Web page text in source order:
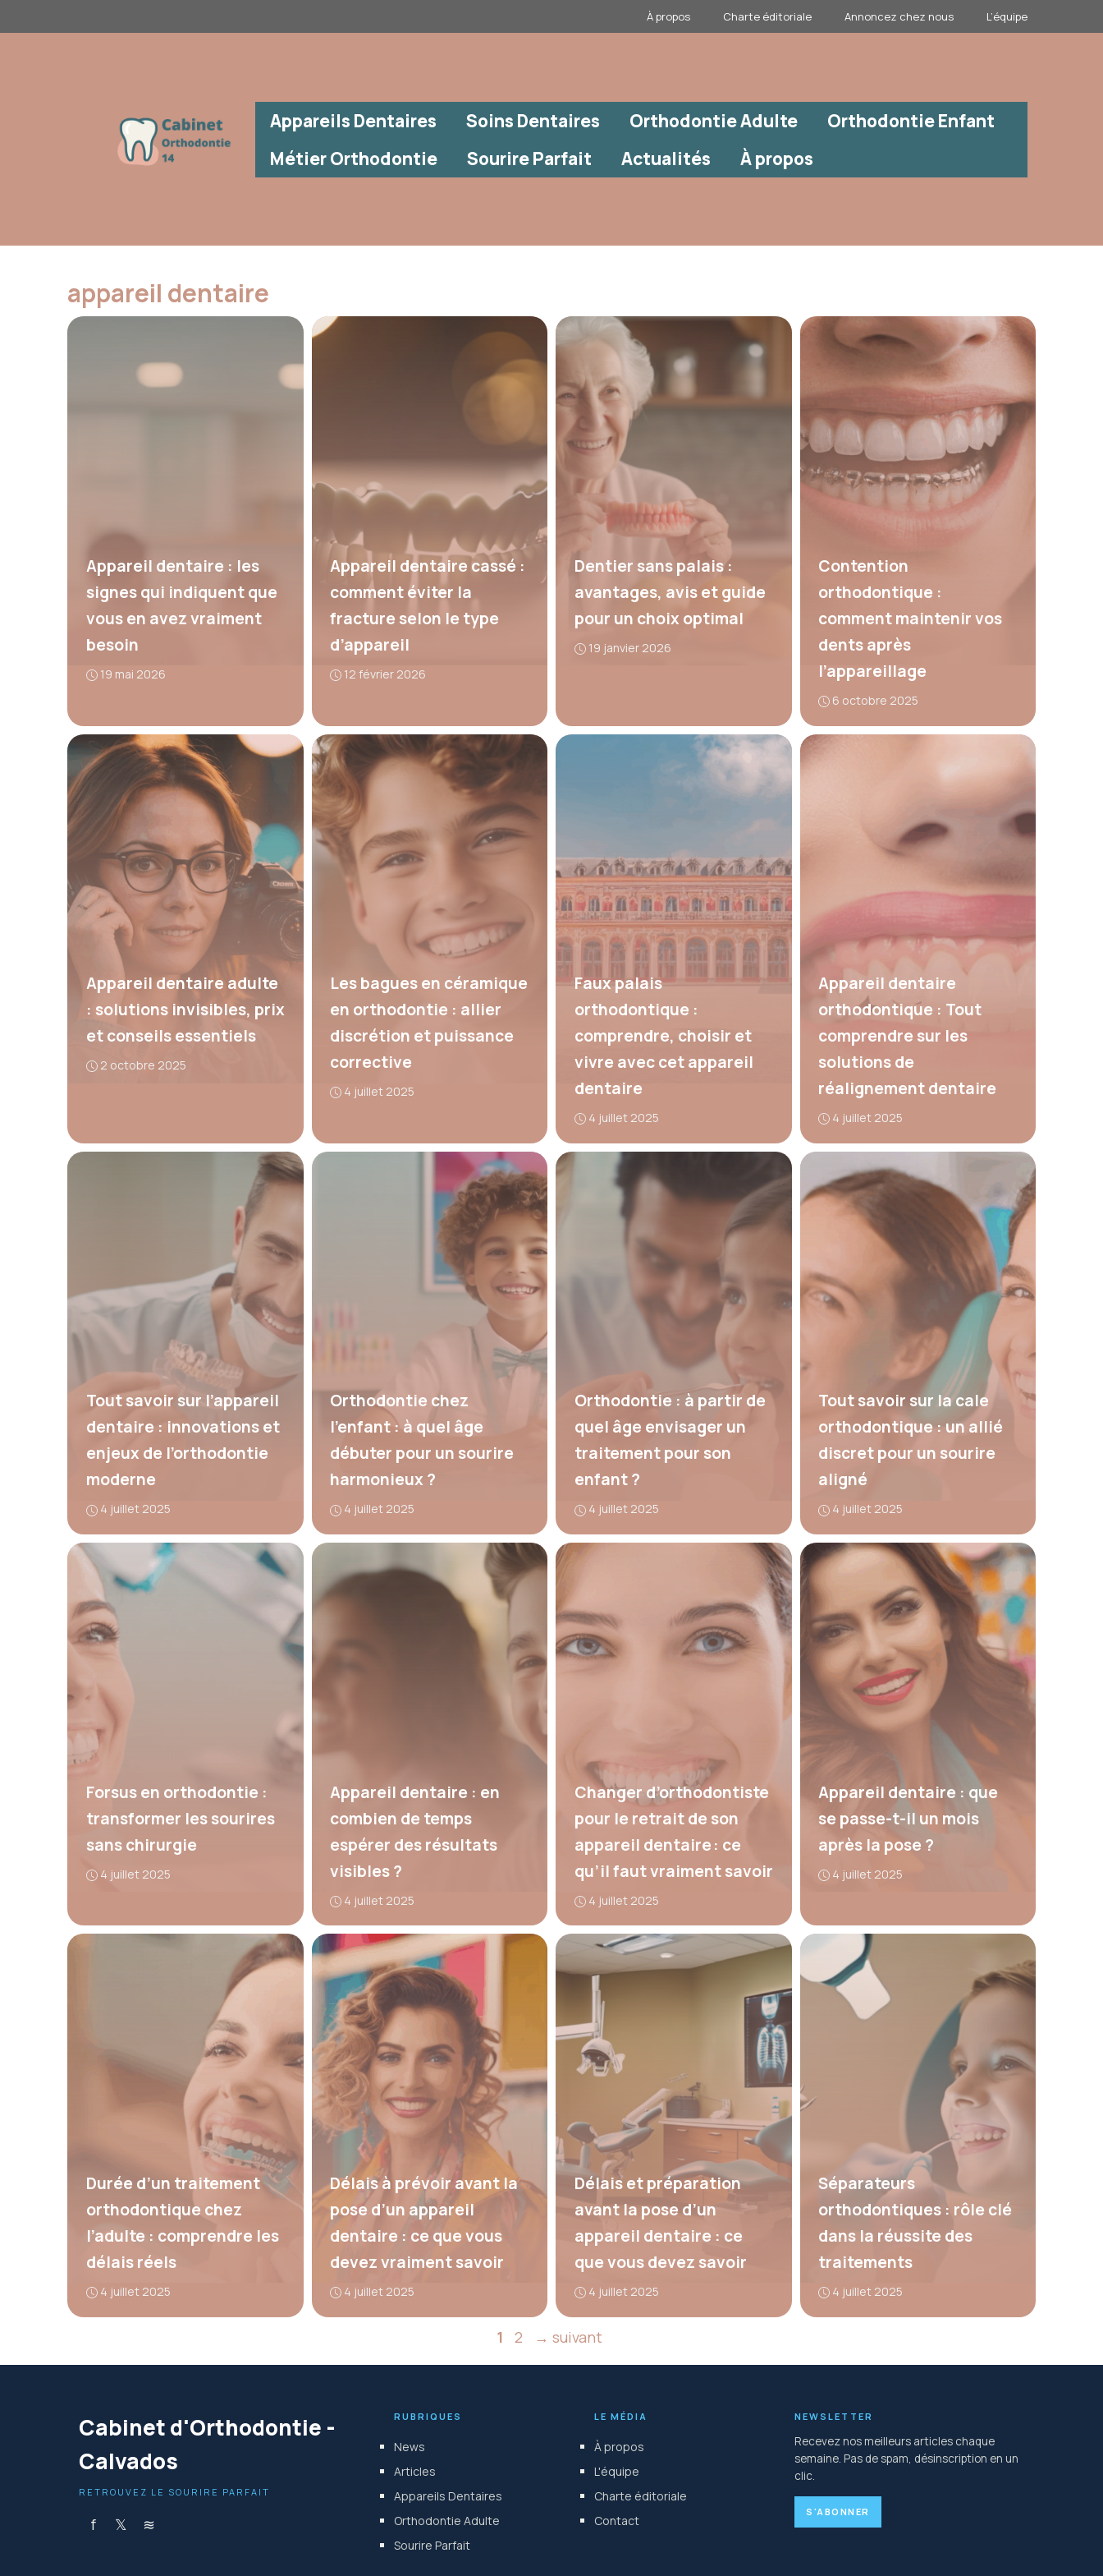
au
À propos Charte éditoriale Annoncez chez nous L’équipe
Appareils Dentaires Soins Dentaires Orthodontie Adulte
Orthodontie Enfant
Métier Orthodontie
Sourire Parfait Actualités À propos
appareil dentaire
Appareil dentaire : les
signes qui indiquent que
vous en avez vraiment
besoin
19 mai 2026
Appareil dentaire cassé :
comment éviter la
fracture selon le type
d’appareil
12 février 2026
Dentier sans palais :
avantages, avis et guide
pour un choix optimal
19 janvier 2026
Contention
orthodontique :
comment maintenir vos
dents après
l’appareillage
6 octobre 2025
Appareil dentaire adulte
: solutions invisibles, prix
et conseils essentiels
2 octobre 2025
Les bagues en céramique
en orthodontie : allier
discrétion et puissance
corrective
4 juillet 2025
Faux palais
orthodontique :
comprendre, choisir et
vivre avec cet appareil
dentaire
4 juillet 2025
Appareil dentaire
orthodontique : Tout
comprendre sur les
solutions de
réalignement dentaire
4 juillet 2025
Tout savoir sur l’appareil
dentaire : innovations et
enjeux de l’orthodontie
moderne
4 juillet 2025
Orthodontie chez
l’enfant : à quel âge
débuter pour un sourire
harmonieux ?
4 juillet 2025
Orthodontie : à partir de
quel âge envisager un
traitement pour son
enfant ?
4 juillet 2025
Tout savoir sur la cale
orthodontique : un allié
discret pour un sourire
aligné
4 juillet 2025
Forsus en orthodontie :
transformer les sourires
sans chirurgie
4 juillet 2025
Appareil dentaire : en
combien de temps
espérer des résultats
visibles ?
4 juillet 2025
Changer d’orthodontiste
pour le retrait de son
appareil dentaire : ce
qu’il faut vraiment savoir
4 juillet 2025
Appareil dentaire : que
se passe-t-il un mois
après la pose ?
4 juillet 2025
Durée d’un traitement
orthodontique chez
l’adulte : comprendre les
délais réels
4 juillet 2025
Délais à prévoir avant la
pose d’un appareil
dentaire : ce que vous
devez vraiment savoir
4 juillet 2025
Délais et préparation
avant la pose d’un
appareil dentaire : ce
que vous devez savoir
4 juillet 2025
Séparateurs
orthodontiques : rôle clé
dans la réussite des
traitements
4 juillet 2025
Page
1 Page
2 → suivant
Cabinet d'Orthodontie -
Calvados
RETROUVEZ LE SOURIRE PARFAIT
f 𝕏 ≋
RUBRIQUES
News
Articles
Appareils Dentaires
Orthodontie Adulte
Sourire Parfait
LE MÉDIA
À propos
L'équipe
Charte éditoriale
Contact
NEWSLETTER
Recevez nos meilleurs articles chaque
semaine. Pas de spam, désinscription en un
clic.
S'ABONNER